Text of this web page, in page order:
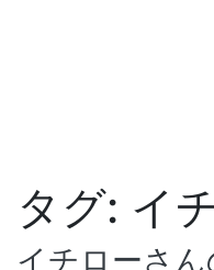
タグ: イ
イチローさ